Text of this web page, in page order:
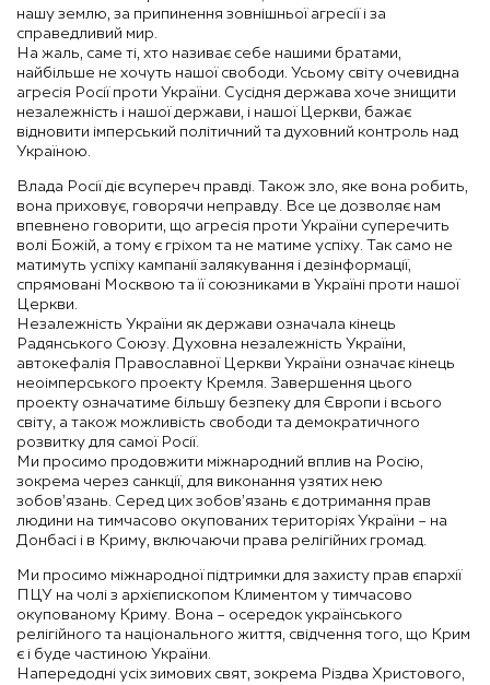
нашу землю, за припинення зовнішньої агресії і за
справедливий мир.
На жаль, саме ті, хто називає себе нашими братами,
найбільше не хочуть нашої свободи. Усьому світу очевидна
агресія Росії проти України. Сусідня держава хоче знищити
незалежність і нашої держави, і нашої Церкви, бажає
відновити імперський політичний та духовний контроль над
Україною.
Влада Росії діє всупереч правді. Також зло, яке вона робить,
вона приховує, говорячи неправду. Все це дозволяє нам
впевнено говорити, що агресія проти України суперечить
волі Божій, а тому є гріхом та не матиме успіху. Так само не
матимуть успіху кампанії залякування і дезінформації,
спрямовані Москвою та її союзниками в Україні проти нашої
Церкви.
Незалежність України як держави означала кінець
Радянського Союзу. Духовна незалежність України,
автокефалія Православної Церкви України означає кінець
неоімперського проекту Кремля. Завершення цього
проекту означатиме більшу безпеку для Європи і всього
світу, а також можливість свободи та демократичного
розвитку для самої Росії.
Ми просимо продовжити міжнародний вплив на Росію,
зокрема через санкції, для виконання узятих нею
зобов’язань. Серед цих зобов’язань є дотримання прав
людини на тимчасово окупованих територіях України – на
Донбасі і в Криму, включаючи права релігійних громад.
Ми просимо міжнародної підтримки для захисту прав єпархії
ПЦУ на чолі з архієпископом Климентом у тимчасово
окупованому Криму. Вона – осередок українського
релігійного та національного життя, свідчення того, що Крим
є і буде частиною України.
Напередодні усіх зимових свят, зокрема Різдва Христового,